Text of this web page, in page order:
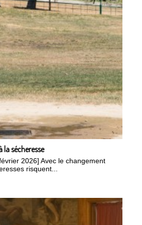
la sécheresse
2026] Avec le changement
risquent...